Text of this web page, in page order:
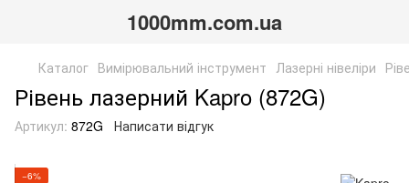
1000mm.com.ua
Каталог Вимірювальний інструмент Лазерні нівеліри
Рівень лазерний Kapro (872G)
Артикул: 872G Написати відгук
−6%